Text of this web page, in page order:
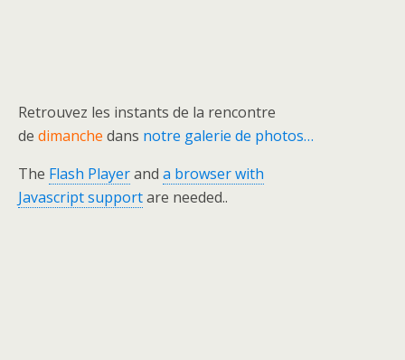
Retrouvez les instants de la rencontre
de dimanche dans notre galerie de photos…
The Flash Playerand a browser with
Javascript supportare needed..